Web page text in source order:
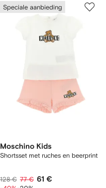
Speciale aanbieding
Moschino Kids
Shortsset met ruches en beerprint
128 € 77 € 61 €